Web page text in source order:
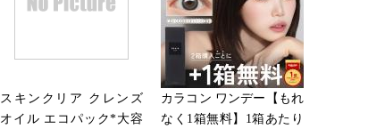
スキンクリア クレンズ
オイル エコパック*大容
カラコン ワンデー【もれ
なく1箱無料】1箱あたり